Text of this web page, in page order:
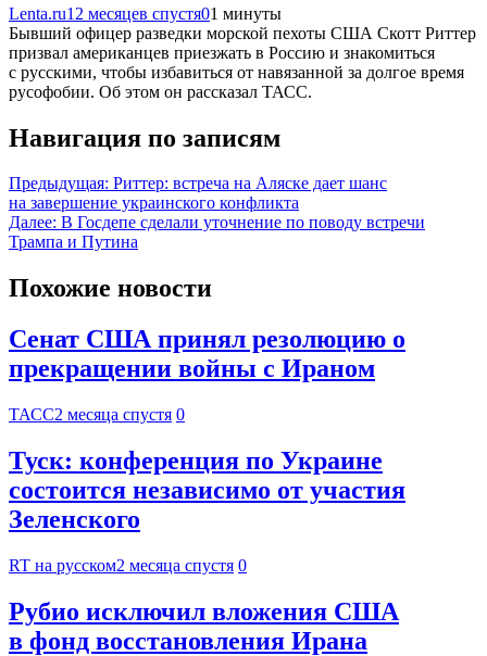
Lenta.ru12 месяцев спустя01 минуты
Бывший офицер разведки морской пехоты США Скотт Риттер
призвал американцев приезжать в Россию и знакомиться
с русскими, чтобы избавиться от навязанной за долгое время
русофобии. Об этом он рассказал ТАСС.
Навигация по записям
Предыдущая: Риттер: встреча на Аляске дает шанс
на завершение украинского конфликта
Далее: В Госдепе сделали уточнение по поводу встречи
Трампа и Путина
Похожие новости
Сенат США принял резолюцию о
прекращении войны с Ираном
ТАСС2 месяца спустя 0
Туск: конференция по Украине
состоится независимо от участия
Зеленского
RT на русском2 месяца спустя 0
Рубио исключил вложения США
в фонд восстановления Ирана